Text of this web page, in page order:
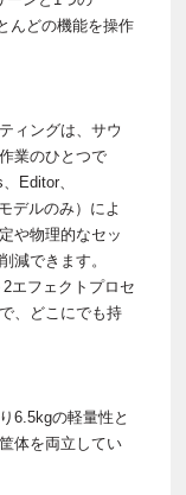
んどの機能を操作
ィングは、サウ
業のひとつで
Editor、
デルのみ）によ
や物理的なセッ
減できます。
エフェクトプロセ
、どこにでも持
6.5kgの軽量性と
体を両立してい